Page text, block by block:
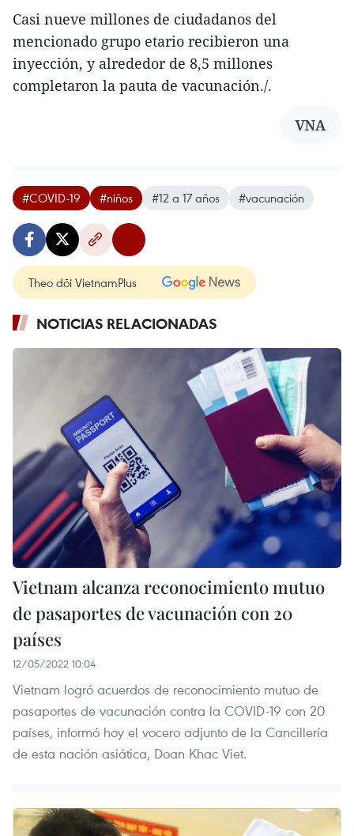
Casi nueve millones de ciudadanos del
mencionado grupo etario recibieron una
inyección, y alrededor de 8,5 millones
completaron la pauta de vacunación./.
VNA
#COVID-19 #niños #12 a 17 años #vacunación
Theo dõi VietnamPlus
NOTICIAS RELACIONADAS
Vietnam alcanza reconocimiento mutuo
de pasaportes de vacunación con 20
países
12/05/2022 10:04
Vietnam logró acuerdos de reconocimiento mutuo de
pasaportes de vacunación contra la COVID-19 con 20
países, informó hoy el vocero adjunto de la Cancillería
de esta nación asiática, Doan Khac Viet.